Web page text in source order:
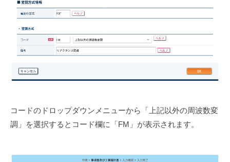
コードのドロップダウンメニューから「上記以外の周波数変
調」を選択するとコード欄に「FM」が表示されます。